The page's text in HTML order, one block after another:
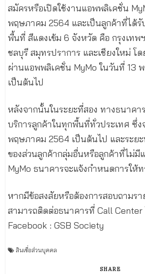
สมัครหรือเปิดใช้งานแอพพลิเคชั่น
พฤษภาคม 2564 และเป็นลูกค้าที่ได้รั
พื้นที่ สีแดงเข้ม 6 จังหวัด คือ กรุงเท
ชลบุรี สมุทรปราการ และเชียงใหม่ โ
ผ่านแอพพลิเคชั่น MyMo ในวันที่ 13
เป็นต้นไป
หลังจากนั้นในระยะที่สอง ทางธนาคา
บริการลูกค้าในทุกพื้นที่ทั่วประเทศ ซึ่ง
พฤษภาคม 2564 เป็นต้นไป และระย
ของส่วนลูกค้ากลุ่มอื่นหรือลูกค้าที่ไม่มี
MyMo ธนาคารจะแจ้งกำหนดการให้
หากมีข้อสงสัยหรือต้องการสอบถามรา
สามารถติดต่อธนาคารที่ Call Center
Facebook : GSB Society
สินเชื่อส่วนบุคคล
SHARE